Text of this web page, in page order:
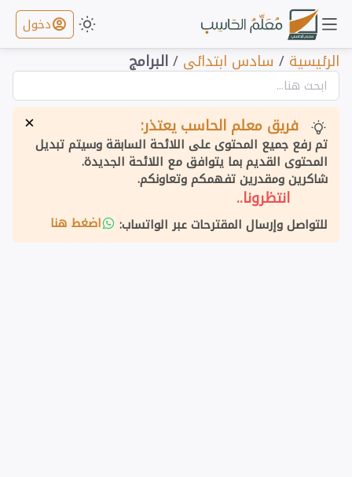
دخول
الرئيسية / سادس ابتدائي /البرامج
× فريق معلم الحاسب يعتذر:
تم رفع جميع المحتوى على اللائحة السابقة وسيتم تبديل
المحتوى القديم بما يتوافق مع اللائحة الجديدة.
شاكرين ومقدرين تفهمكم وتعاونكم.
انتظرونا..
للتواصل وإرسال المقترحات عبر الواتساب: اضغط هنا